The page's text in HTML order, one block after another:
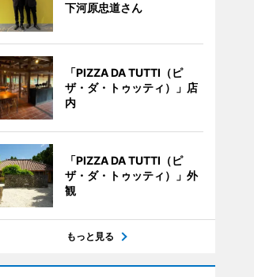
下河原忠道さん
「PIZZA DA TUTTI（ピ
ザ・ダ・トゥッティ）」店
内
「PIZZA DA TUTTI（ピ
ザ・ダ・トゥッティ）」外
観
もっと見る